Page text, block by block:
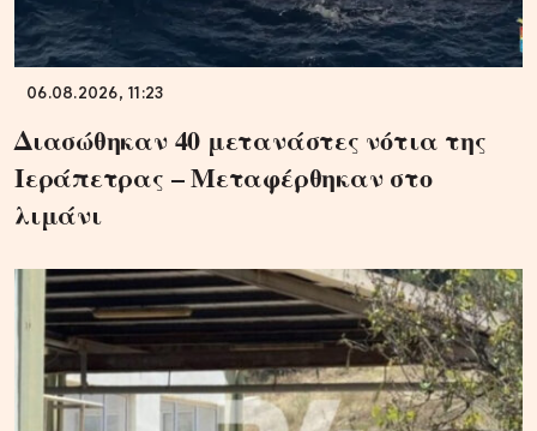
06.08.2026, 11:23
Διασώθηκαν 40 μετανάστες νότια της
Ιεράπετρας – Μεταφέρθηκαν στο
λιμάνι